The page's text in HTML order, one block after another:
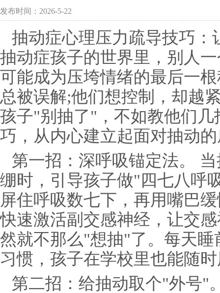
发布时间：2026-5-22
抽动症心理压力疏导技巧
抽动症孩子的世界里，别人
可能成为压垮情绪的最后一
总被误解;他们想控制，却越
孩子"别抽了"，不如教他们
巧，从内心建立起面对抽动
第一招：深呼吸锚定法。
绷时，引导孩子做"四七八
屏住呼吸数七下，再用嘴巴
快速激活副交感神经，让交
然就不那么"想抽"了。每天
习惯，孩子在学校里也能随
第二招：给抽动取个"外号"